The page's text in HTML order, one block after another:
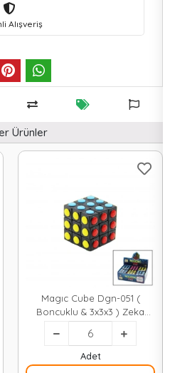
Alışveriş
Ürünler
Magıc Cube Dgn-051 (
Boncuklu & 3x3x3 ) Zeka
Küpü*6x48
Adet